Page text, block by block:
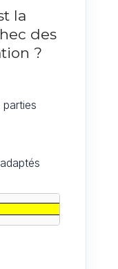
la
des
?
parties